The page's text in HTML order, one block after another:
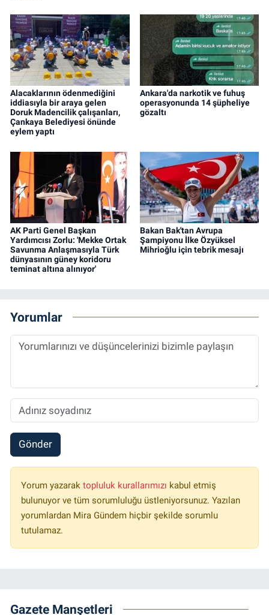
Alacaklarının ödenmediğini
iddiasıyla bir araya gelen
Doruk Madencilik çalışanları,
Çankaya Belediyesi önünde
eylem yaptı
Ankara'da narkotik ve fuhuş
operasyonunda 14 şüpheliye
gözaltı
AK Parti Genel Başkan
Yardımcısı Zorlu: 'Mekke Ortak
Savunma Anlaşmasıyla Türk
dünyasının güney koridoru
teminat altına alınıyor'
Bakan Bak'tan Avrupa
Şampiyonu İlke Özyüksel
Mihrioğlu için tebrik mesajı
Yorumlar
Gönder
Yorum yazarak topluluk kurallarımızı kabul etmiş
bulunuyor ve tüm sorumluluğu üstleniyorsunuz. Yazılan
yorumlardan Mira Gündem hiçbir şekilde sorumlu
tutulamaz.
Gazete Manşetleri